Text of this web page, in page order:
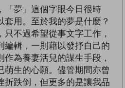
「夢」這個字眼今日很時
套用。至於我的夢是什麼？
不過希望從事文字工作，
編輯，一則藉以發抒自己的
為養妻活兒的謀生手段，
萌生的心願。儘管期間亦曾
折跌倒，但更多的是讓我品